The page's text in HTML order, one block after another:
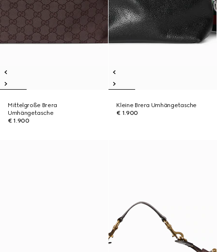
Mittelgroße Brera
Umhängetasche
€ 1.900
Kleine Brera Umhängetasche
€ 1.900